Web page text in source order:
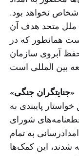
نخواهد بود.
ملل متحد هدف آن
همانطور که در
آبروی سازمان
«جنایتگران جنگی»
پایبندی به
شورای
به تمام
شدند، این کمک‌ها